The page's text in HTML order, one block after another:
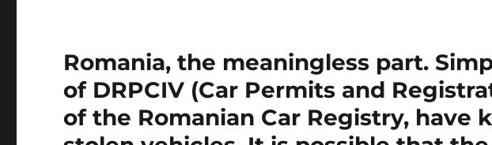
Romania, the meaningless part.
of DRPCIV (Car Permits and
of the Romanian Car Registry,